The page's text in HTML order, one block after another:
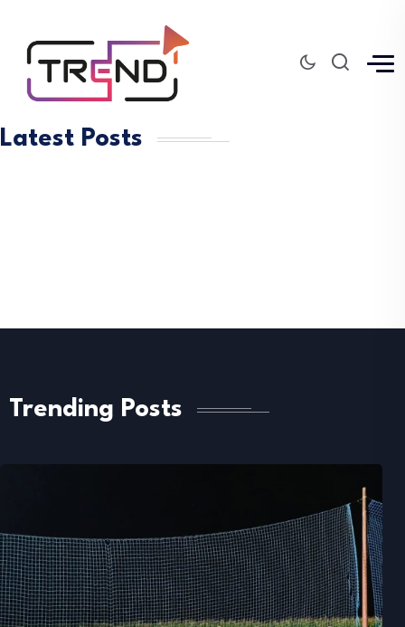
Latest Posts
Trending Posts